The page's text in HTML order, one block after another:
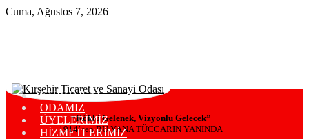
Cuma, Ağustos 7, 2026
“Köklü Gelenek, Vizyonlu Gelecek”
1914’ ten BU YANA TÜCCARIN YANINDA
KURUMSAL
ODAMIZ
ÜYELERİMİZ
HİZMETLERİMİZ